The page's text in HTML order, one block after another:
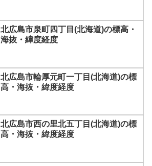
北広島市泉町四丁目(北海道)の標高・
海抜・緯度経度
北広島市輪厚元町一丁目(北海道)の標
高・海抜・緯度経度
北広島市西の里北五丁目(北海道)の標
高・海抜・緯度経度